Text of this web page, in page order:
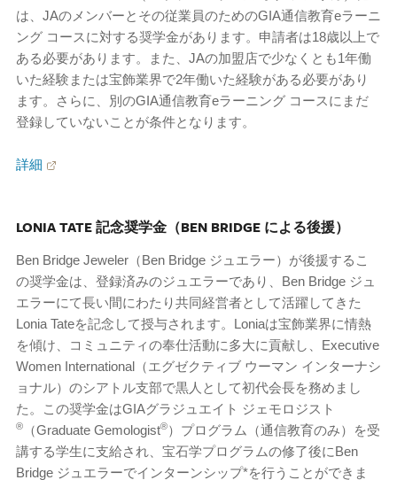
は、JAのメンバーとその従業員のためのGIA通信教育eラーニ
ング コースに対する奨学金があります。申請者は18歳以上で
ある必要があります。また、JAの加盟店で少なくとも1年働
いた経験または宝飾業界で2年働いた経験がある必要があり
ます。さらに、別のGIA通信教育eラーニング コースにまだ
登録していないことが条件となります。
詳細
LONIA TATE 記念奨学金（BEN BRIDGE による後援）
Ben Bridge Jeweler（Ben Bridge ジュエラー）が後援するこ
の奨学金は、登録済みのジュエラーであり、Ben Bridge ジュ
エラーにて長い間にわたり共同経営者として活躍してきた
Lonia Tateを記念して授与されます。Loniaは宝飾業界に情熱
を傾け、コミュニティの奉仕活動に多大に貢献し、Executive
Women International（エグゼクティブ ウーマン インターナシ
ョナル）のシアトル支部で黒人として初代会長を務めまし
た。この奨学金はGIAグラジュエイト ジェモロジスト
® （Graduate Gemologist®）プログラム（通信教育のみ）を受
講する学生に支給され、宝石学プログラムの修了後にBen
Bridge ジュエラーでインターンシップ*を行うことができま